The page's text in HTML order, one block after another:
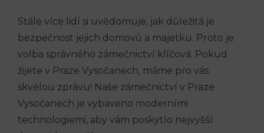
Stále více lidí si uvědomuje, jak důležitá je
bezpečnost jejich domovů a majetku. Proto je
volba správného zámečnictví klíčová. Pokud
žijete v Praze Vysočanech, máme pro vás
skvělou zprávu! Naše zámečnictví v Praze
Vysočanech je vybaveno moderními
technologiemi, aby vám poskytlo nejvyšší